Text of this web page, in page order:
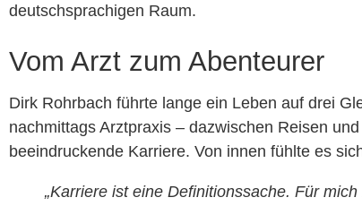
deutschsprachigen Raum.
Vom Arzt zum Abenteurer
Dirk Rohrbach führte lange ein Leben auf drei
nachmittags Arztpraxis – dazwischen Reisen
beeindruckende Karriere. Von innen fühlte es
„Karriere ist eine Definitionssache. Für